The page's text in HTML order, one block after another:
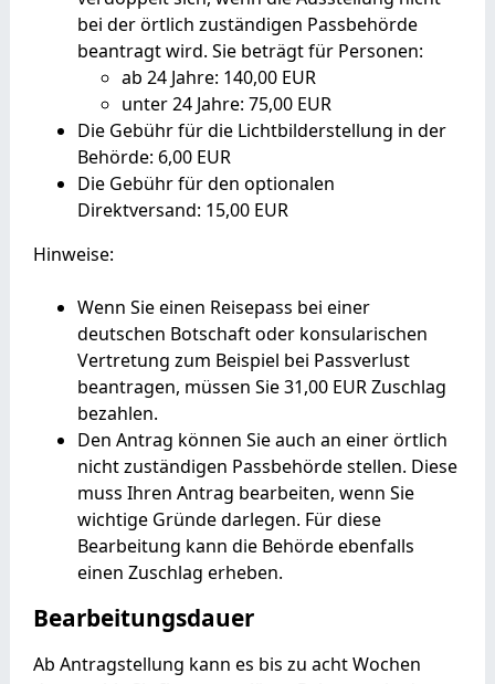
bei der örtlich zuständigen Passbehörde
beantragt wird. Sie beträgt für Personen:
ab 24 Jahre: 140,00 EUR
unter 24 Jahre: 75,00 EUR
Die Gebühr für die Lichtbilderstellung in der
Behörde: 6,00 EUR
Die Gebühr für den optionalen
Direktversand: 15,00 EUR
Hinweise:
Wenn Sie einen Reisepass bei einer
deutschen Botschaft oder konsularischen
Vertretung zum Beispiel bei Passverlust
beantragen, müssen Sie 31,00 EUR Zuschlag
bezahlen.
Den Antrag können Sie auch an einer örtlich
nicht zuständigen Passbehörde stellen. Diese
muss Ihren Antrag bearbeiten, wenn Sie
wichtige Gründe darlegen. Für diese
Bearbeitung kann die Behörde ebenfalls
einen Zuschlag erheben.
Bearbeitungsdauer
Ab Antragstellung kann es bis zu acht Wochen